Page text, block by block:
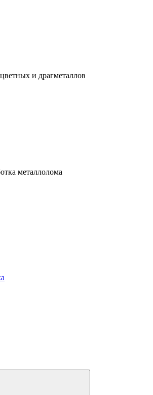
и драгметаллов
металлолома